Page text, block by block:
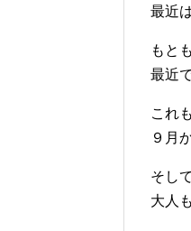
最近
もと
最近
これ
９月
そし
大人